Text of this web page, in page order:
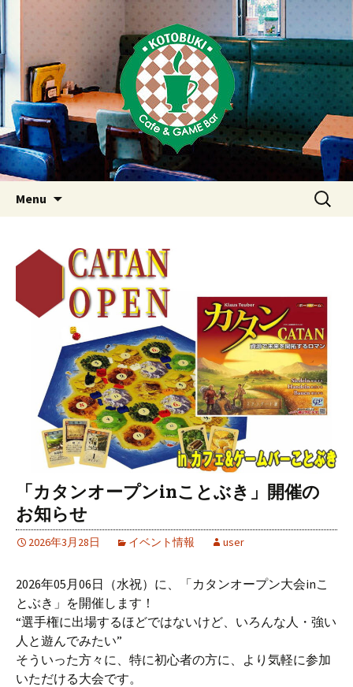
東京・西荻窪・上井草・上石神
井のカフェ＆ゲームバーこと
ぶき
Just another WordPress site
Menu
検
索:
「カタンオープンinことぶき」開催の
お知らせ
2026年3月28日 イベント情報 user
2026年05月06日（水祝）に、「カタンオープン大会inこ
とぶき」を開催します！
“選手権に出場するほどではないけど、いろんな人・強い
人と遊んでみたい”
そういった方々に、特に初心者の方に、より気軽に参加
いただける大会です。